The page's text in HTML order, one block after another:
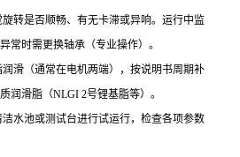
转是否顺畅、有无卡滞或异响。运行中监
常时需更换轴承（专业操作）。
滑（通常在电机两端），按说明书周期补
润滑脂（NLGI 2号锂基脂等）。
水池或测试台进行试运行，检查各项参数